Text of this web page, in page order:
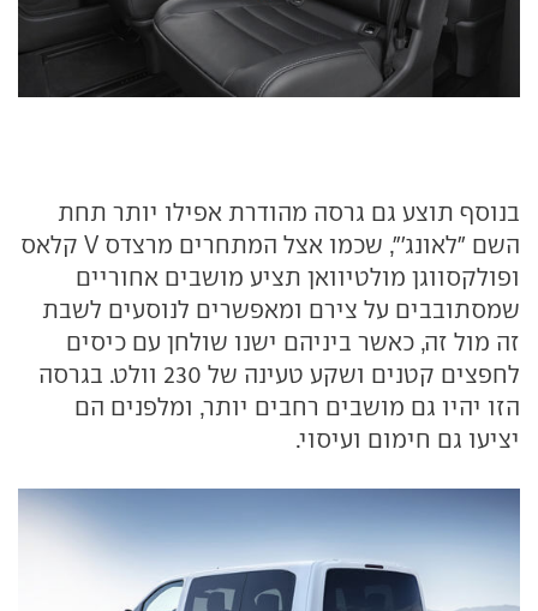
בנוסף תוצע גם גרסה מהודרת אפילו יותר תחת
השם "לאונג'", שכמו אצל המתחרים מרצדס V קלאס
ופולקסווגן מולטיוואן תציע מושבים אחוריים
שמסתובבים על צירם ומאפשרים לנוסעים לשבת
זה מול זה, כאשר ביניהם ישנו שולחן עם כיסים
לחפצים קטנים ושקע טעינה של 230 וולט. בגרסה
הזו יהיו גם מושבים רחבים יותר, ומלפנים הם
יציעו גם חימום ועיסוי.